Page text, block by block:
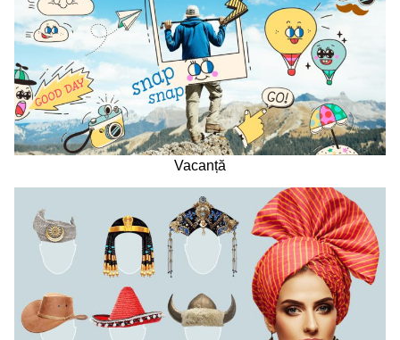
Vacanță